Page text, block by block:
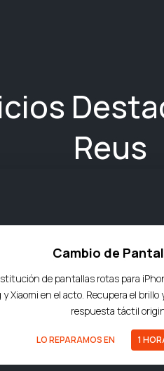
Reus
Cambio de
de pantallas rotas para
Xiaomi en el acto. Recupera el brillo
respuesta táctil
LO REPARAMOS EN 1